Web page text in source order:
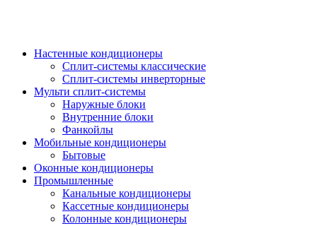
Настенные кондиционеры
Сплит-системы классические
Сплит-системы инверторные
Мульти сплит-системы
Наружные блоки
Внутренние блоки
Фанкойлы
Мобильные кондиционеры
Бытовые
Оконные кондиционеры
Промышленные
Канальные кондиционеры
Кассетные кондиционеры
Колонные кондиционеры